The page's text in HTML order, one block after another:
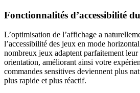
Fonctionnalités d’accessibilité
L’optimisation de l’affichage a
l’accessibilité des jeux en mode
nombreux jeux adaptent parfaitement leur
orientation, améliorant ainsi votre
commandes sensitives deviennent plus
plus rapide et plus réactif.